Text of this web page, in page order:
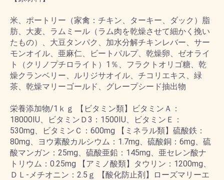
米、ポートリー（家禽：チキン、ターキー、ダック）脂
肪、大麦、ラムミール（ラム肉を乾燥させて細かく挽い
たもの）、大豆タンパク、加水分解チキンレバー、サー
モンオイル、亜麻仁、ビートパルプ、乾燥卵、ゼオライ
ト（クリノプチロライト）1％、フラクトオリゴ糖、乾
燥クランベリー、ルリジサオイル、チコリエキス、緑
茶、乾燥マリーゴールド、グレープシード抽出物
栄養添加物/1ｋｇ 【ビタミン類】ビタミンＡ：
18000IU、ビタミンＤ3：1500IU、ビタミンＥ：
530mg、ビタミンＣ：600mg 【ミネラル類】硫酸鉄：
80mg、ヨウ素酸カルシウム：1.7mg、硫酸銅：6mg、硫
酸マンガン：25mg、硫酸亜鉛：145mg、亜セレン酸ナ
トリウム：0.25mg 【アミノ酸類】タウリン：1200mg、
ＤＬ-メチオニン：2.5ｇ 【酸化防止剤】ローズマリーエ